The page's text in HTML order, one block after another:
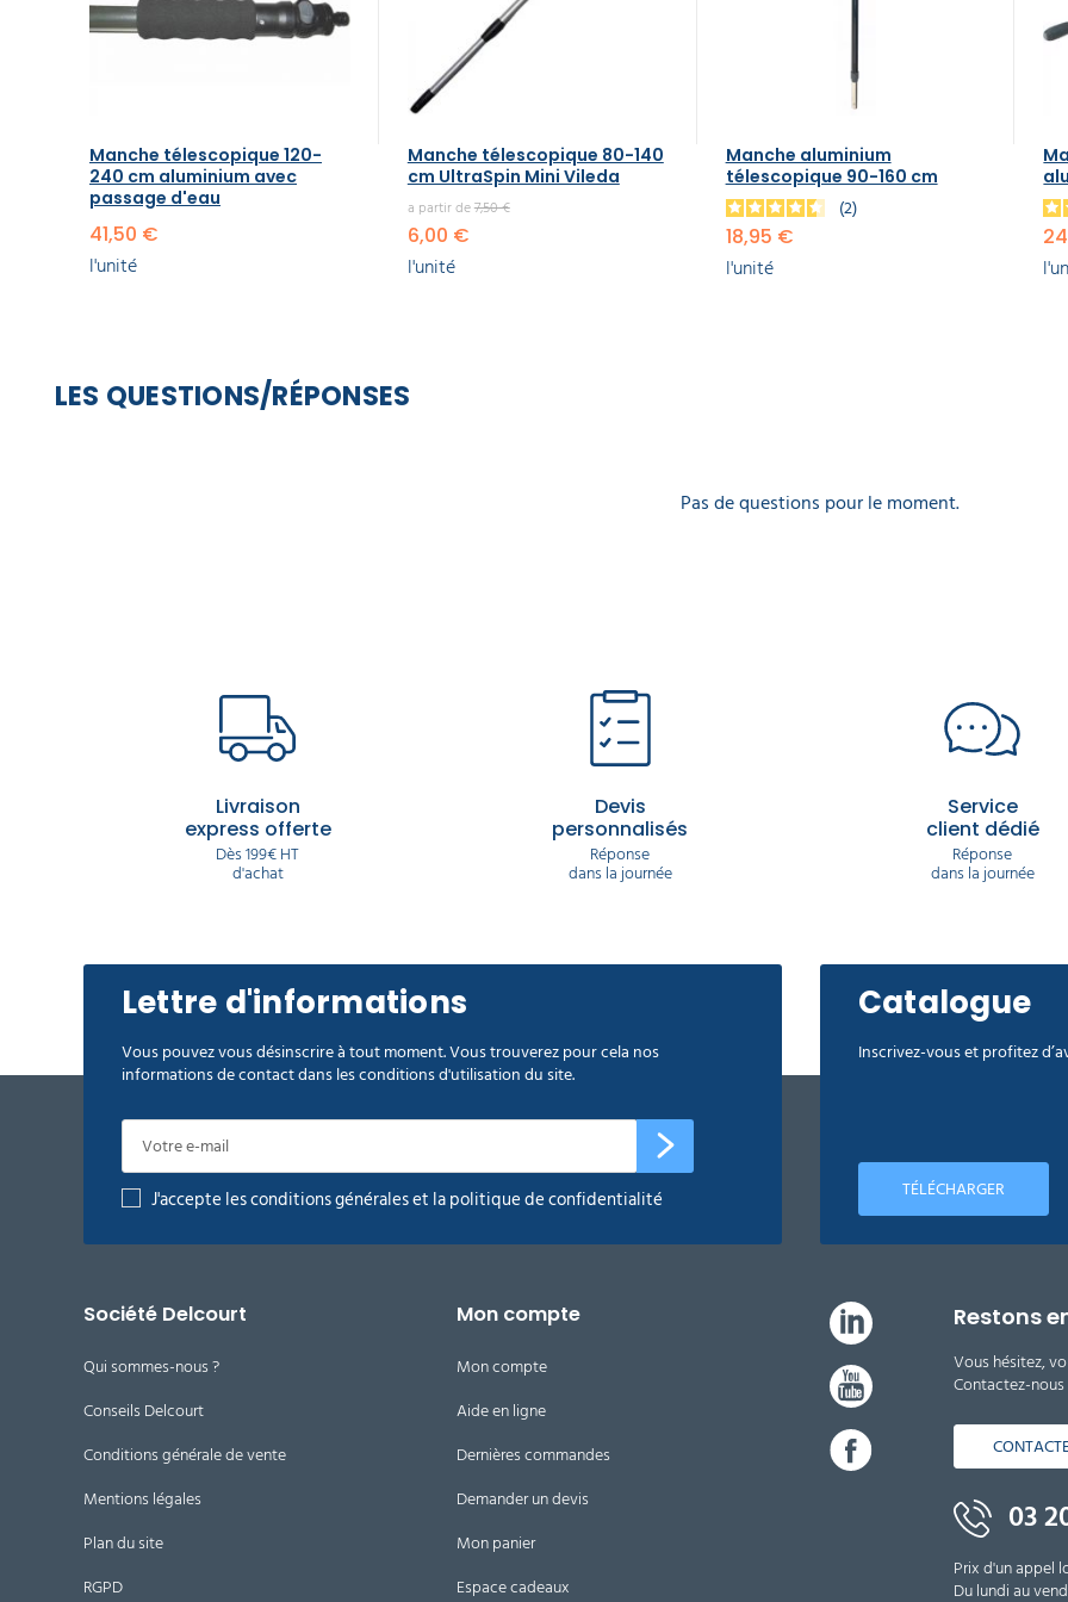
Manche télescopique 120-
240 cm aluminium avec
passage d'eau
41,50 €
l'unité
Manche télescopique 80-140
cm UltraSpin Mini Vileda
a partir de7,50 €
6,00 €
l'unité
Manche aluminium
télescopique 90-160 cm
2
18,95 €
l'unité
LES QUESTIONS/RÉPONSES
Pas de questions pour le moment.
Livraison
express offerte
Dès 199€ HT
d'achat
Devis
personnalisés
Réponse
dans la journée
Service
client dédié
Réponse
dans la journée
Lettre d'informations
Vous pouvez vous désinscrire à tout moment. Vous trouverez pour cela nos
informations de contact dans les conditions d'utilisation du site.
J'accepte les conditions générales et la politique de confidentialité
Catalogue
Inscrivez-vous et profitez
TÉLÉCHARGER
Société Delcourt
Qui sommes-nous ?
Conseils Delcourt
Conditions générale de vente
Mentions légales
Plan du site
RGPD
Mon compte
Mon compte
Aide en ligne
Dernières commandes
Demander un devis
Mon panier
Espace cadeaux
Restons
Vous hésitez,
Contactez-
03
Prix d'un appel
Du lundi au